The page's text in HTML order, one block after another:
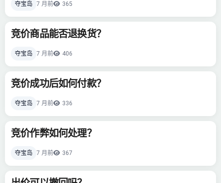
夺宝岛 7 月前 365
竞价商品能否退换货？
夺宝岛 7 月前 406
竞价成功后如何付款？
夺宝岛 7 月前 336
竞价作弊如何处理？
夺宝岛 7 月前 367